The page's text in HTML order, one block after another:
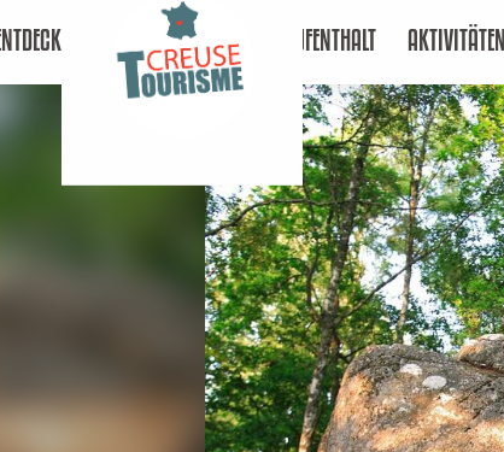
AUFENTHALT AKTIVITÄTEN